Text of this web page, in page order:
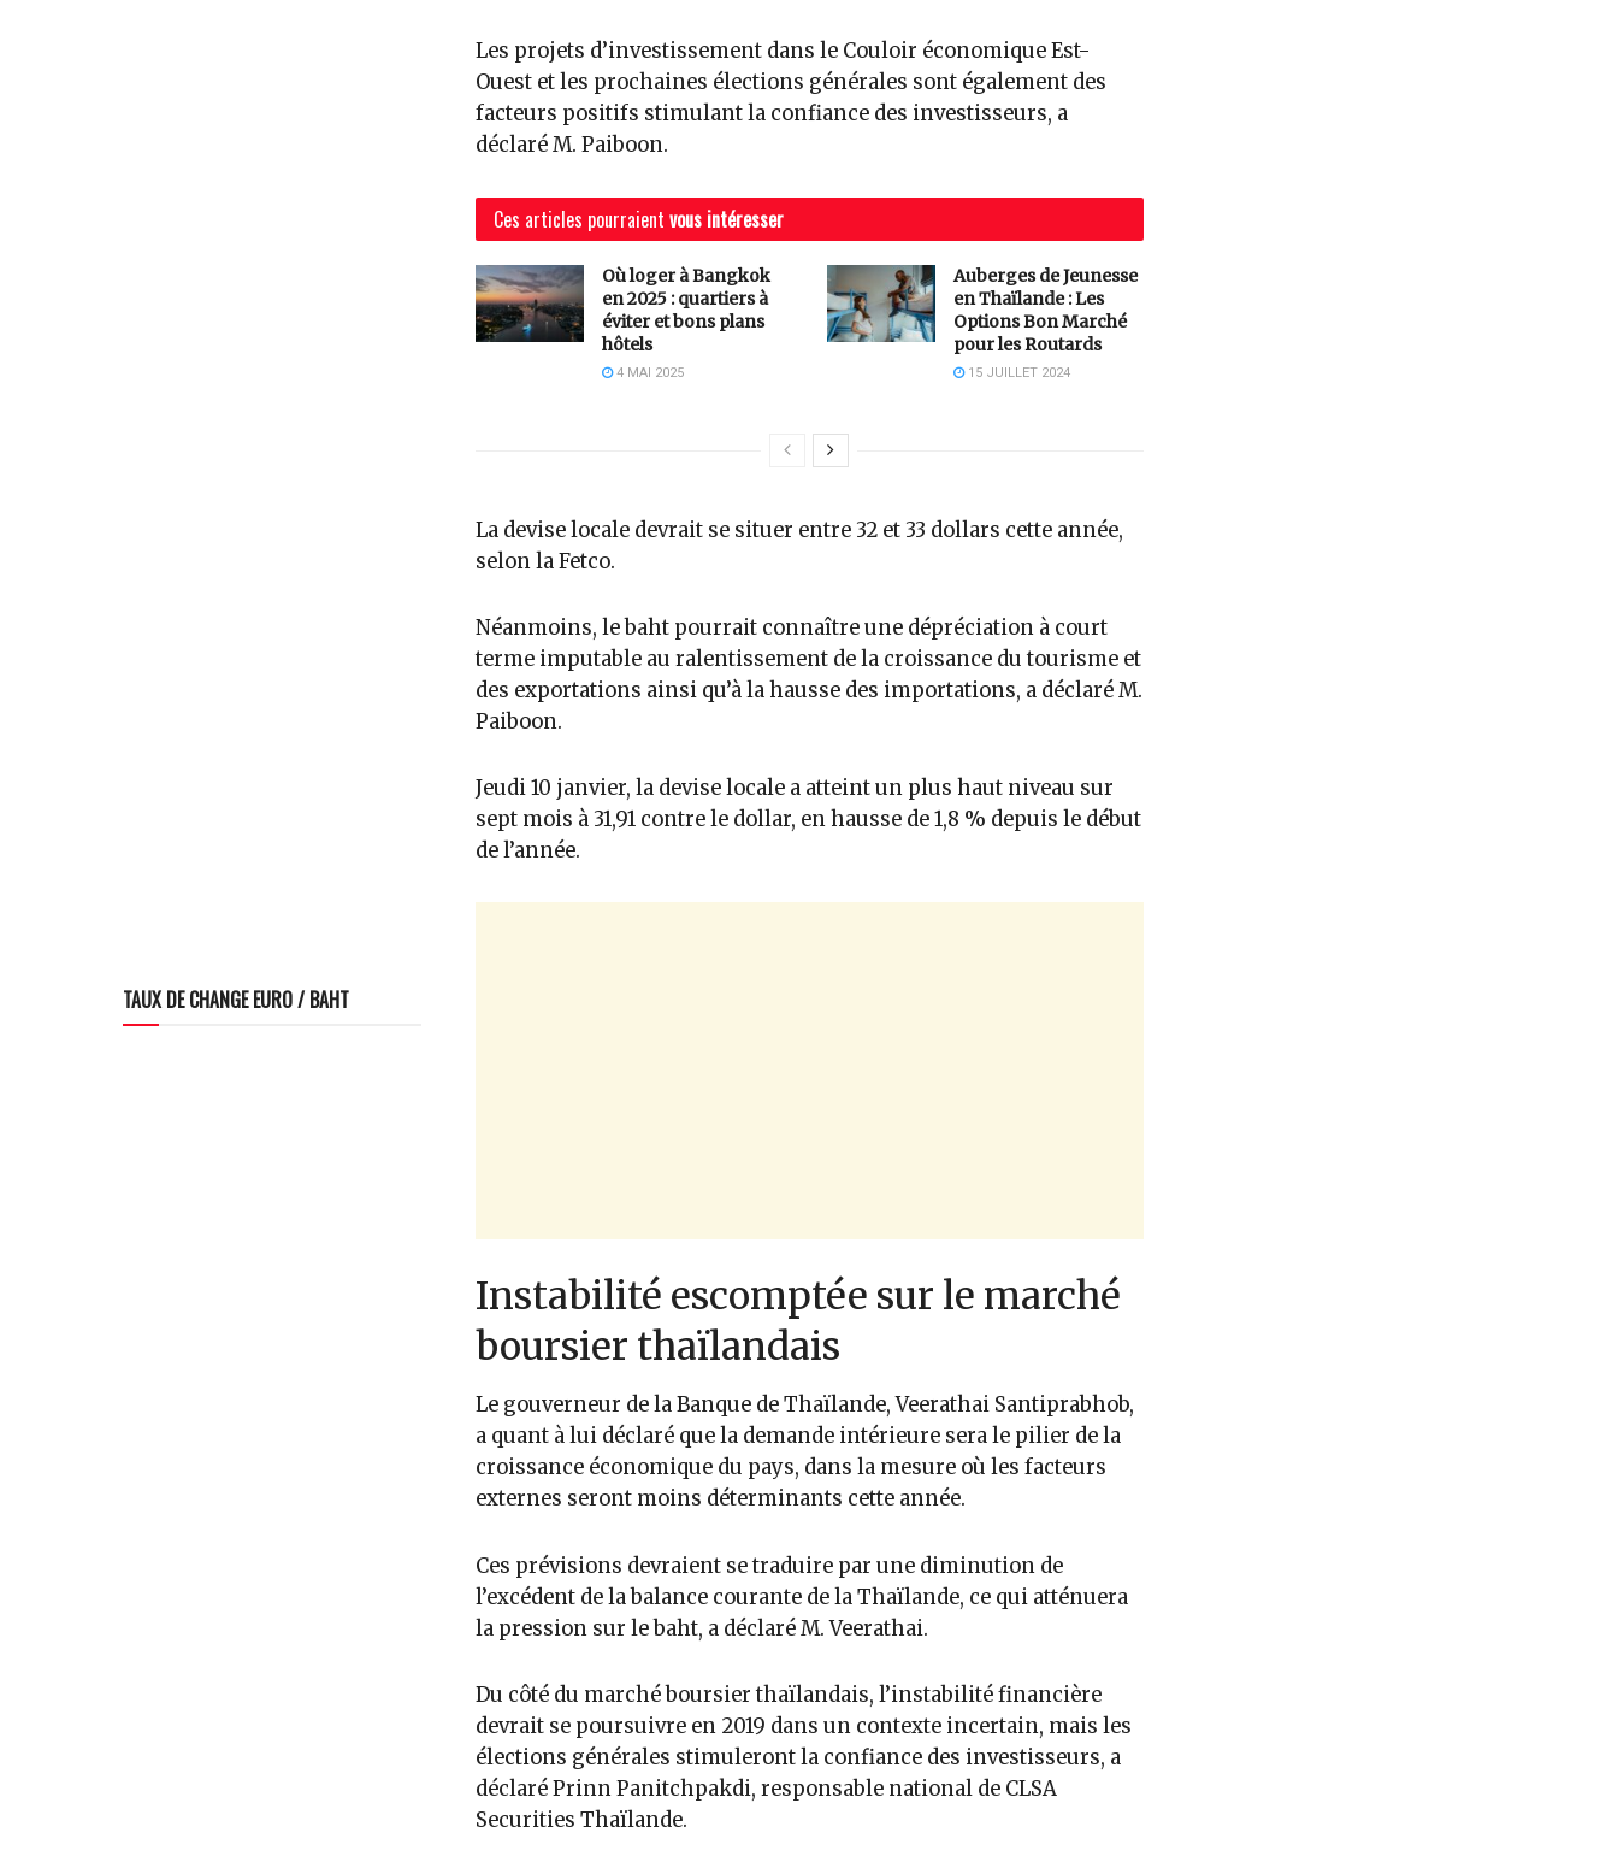
Les projets d’investissement dans le Couloir économique Est-
Ouest et les prochaines élections générales sont également des
facteurs positifs stimulant la confiance des investisseurs, a
déclaré M. Paiboon.
Ces articles pourraient vous intéresser
Où loger à Bangkok
en 2025 : quartiers à
éviter et bons plans
hôtels
4 MAI 2025
Auberges de Jeunesse
en Thaïlande : Les
Options Bon Marché
pour les Routards
15 JUILLET 2024
La devise locale devrait se situer entre 32 et 33 dollars cette année,
selon la Fetco.
Néanmoins, le baht pourrait connaître une dépréciation à court
terme imputable au ralentissement de la croissance du tourisme et
des exportations ainsi qu’à la hausse des importations, a déclaré M.
Paiboon.
Jeudi 10 janvier, la devise locale a atteint un plus haut niveau sur
sept mois à 31,91 contre le dollar, en hausse de 1,8 % depuis le début
de l’année.
Instabilité escomptée sur le marché
boursier thaïlandais
Le gouverneur de la Banque de Thaïlande, Veerathai Santiprabhob,
a quant à lui déclaré que la demande intérieure sera le pilier de la
croissance économique du pays, dans la mesure où les facteurs
externes seront moins déterminants cette année.
Ces prévisions devraient se traduire par une diminution de
l’excédent de la balance courante de la Thaïlande, ce qui atténuera
la pression sur le baht, a déclaré M. Veerathai.
Du côté du marché boursier thaïlandais, l’instabilité financière
devrait se poursuivre en 2019 dans un contexte incertain, mais les
élections générales stimuleront la confiance des investisseurs, a
déclaré Prinn Panitchpakdi, responsable national de CLSA
Securities Thaïlande.
TAUX DE CHANGE EURO / BAHT